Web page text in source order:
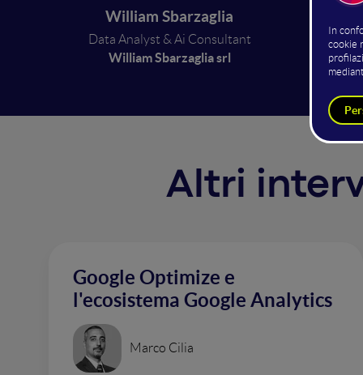
William Sbarzaglia
Data Analyst & Ai Consultant
William Sbarzaglia srl
flusso
Altri
Google Optimize e
l'ecosistema Google Analytics
Marco Cilia